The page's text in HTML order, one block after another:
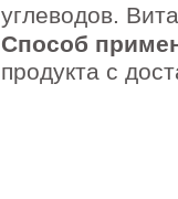
углеводов.
Способ
продукта с